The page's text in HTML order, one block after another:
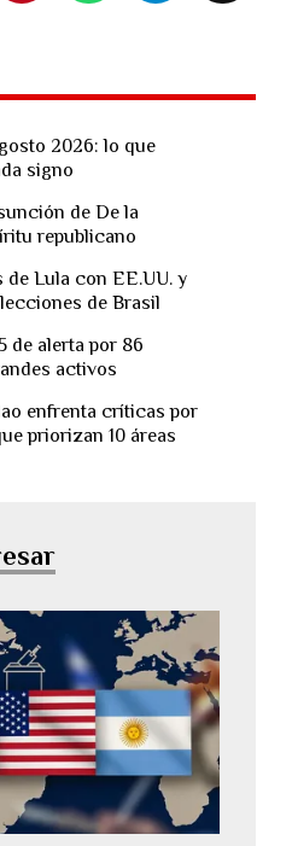
2026: lo que
signo
de De la
republicano
Lula con EE.UU. y
de Brasil
de alerta por 86
activos
enfrenta críticas por
priorizan 10 áreas